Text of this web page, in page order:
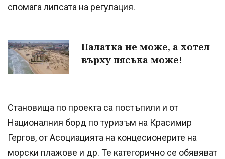
спомага липсата на регулация.
Палатка не може, а хотел
върху пясъка може!
Становища по проекта са постъпили и от
Националния борд по туризъм на Красимир
Гергов, от Асоциацията на концесионерите на
морски плажове и др. Те категорично се обявяват